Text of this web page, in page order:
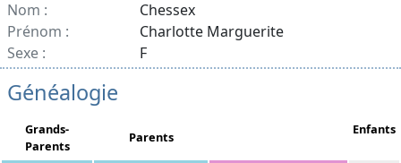
Nom :
Chessex
Prénom :
Charlotte Marguerite
Sexe :
F
Généalogie
Grands-
Parents
Parents Enfants